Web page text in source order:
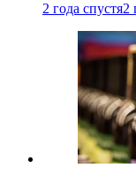
2 года спустя2